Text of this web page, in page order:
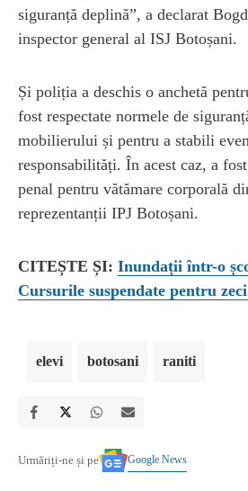
siguranță deplină”, a declarat
inspector general al ISJ Botoșani.
Și poliția a deschis o anchetă
fost respectate normele de
mobilierului și pentru a stabili
responsabilități. În acest caz, a
penal pentru vătămare corporală
reprezentanții IPJ Botoșani.
CITEȘTE ȘI: Inundații într-o
Cursurile suspendate pentru
elevi botosani raniti
Urmăriți-ne și pe Google News